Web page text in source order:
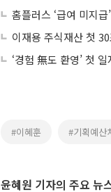
홈플러스 ‘급여 미지
이재용 주식재산 첫
‘경험 無도 환영’ 첫
#이혜훈 #기획예산
윤혜원 기자의 주요 뉴